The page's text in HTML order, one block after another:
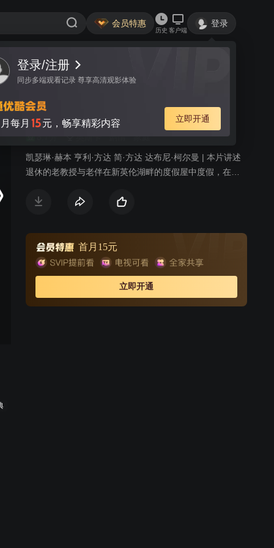
会员特惠
历史 客户端
登录
登录/注册
同步多端观看记录 尊享高清观影体验
月每月 15元，畅享精彩内容 立即开通
视频 讨论
金色池塘
奥斯卡 剧情 家庭
凯瑟琳·赫本 亨利·方达 简·方达 达布尼·柯尔曼 | 本片讲述
退休的老教授与老伴在新英伦湖畔的度假屋中度假，在平
正处于徘徊的心境。一向关系不佳的两父女，终于因为十
首月15元
立即开通